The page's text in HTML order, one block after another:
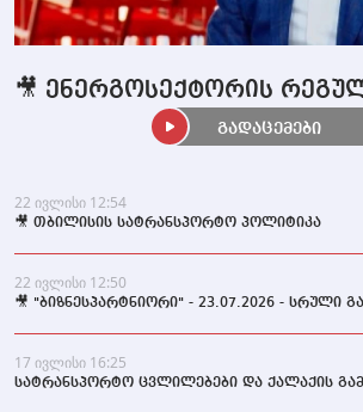
22 ივლისი 12:54
🎥 თბილისის სატრანსპორტო პოლიტიკა
22 ივლისი 12:50
🎥 "ბიზნესპარტნიორი" - 23.07.2026 - სრული
17 ივლისი 16:25
სატრანსპორტო ცვლილებები და ქალაქის
🎥 ენერგოსექტორის
გადაცემები